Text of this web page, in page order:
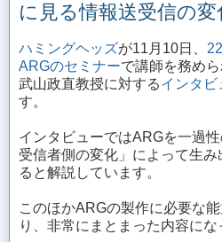
に見る情報送受信の変
ハミングヘッズが11月10日、
ARGのセミナーで講師を務め
武山政直教授に対するインタビ
す。
インタビューではARGを一過
受信者側の変化」によって生
ると解説しています。
このほかARGの製作に必要な
り、非常にまとまった内容にな